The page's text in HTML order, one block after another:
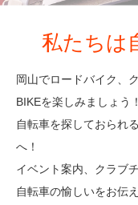
私たちは
岡山でロードバイク、
BIKEを楽しみましょう！
自転車を探しておられ
へ！
イベント案内、クラブ
自転車の愉しいをお伝